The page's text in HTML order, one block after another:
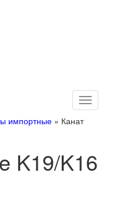
Toggle
импортные » Канат
K19/K16